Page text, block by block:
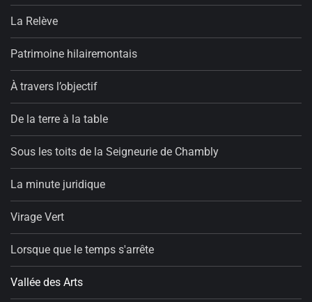
La Relève
Patrimoine hilairemontais
À travers l’objectif
De la terre à la table
Sous les toits de la Seigneurie de Chambly
La minute juridique
Virage Vert
Lorsque que le temps s'arrête
Vallée des Arts